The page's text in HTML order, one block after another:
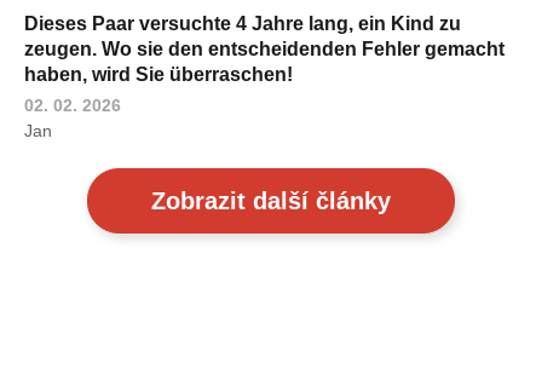
Dieses Paar versuchte 4 Jahre lang, ein Kind zu
zeugen. Wo sie den entscheidenden Fehler gemacht
haben, wird Sie überraschen!
02. 02. 2026
Jan
Zobrazit další články